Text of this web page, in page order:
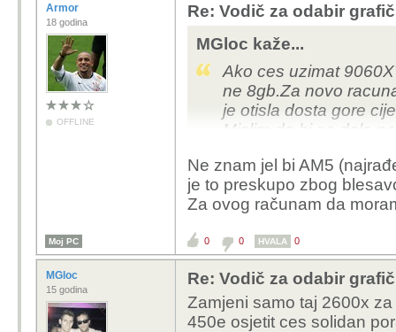
Armor
18 godina
OFFLINE
Re: Vodič za odabir
MGloc kaže...
Ako ces uzimat
ne 8gb.Za novo
je otisla dosta gore
Mislim da bi se dalo
Ne znam jel bi AM5
je to preskupo zbog
Za ovog računam da
Moj PC 0 0 HVALA 0
MGloc
15 godina
Re: Vodič za odabir
Zamjeni samo taj 2600x
450e osjetit ces solidan